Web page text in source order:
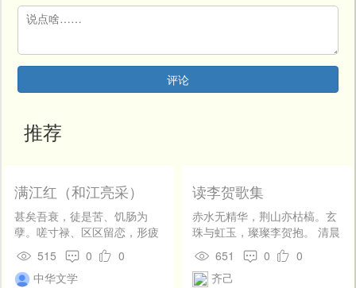
墨
人
堂
社
区
登
评论
推荐
满江红（和江亮采）
甚矣吾衰，徒是苦、饥肠为
孽。嗟寸禄、区区留恋，形疲
心竭。江海一生真可羡，尘埃
永昼何堪说。似钝刀、终岁＿
空山，宁无缺。 拚放浪，休豪
515 0
0
中华文学
读李贺歌集
赤水无精华，荆山亦枯槁。玄
珠与虹玉，璨璨李贺抱。 清晨
醉起临春台，吴绫蜀锦胸襟
开。狂多两手掀蓬莱， 珊瑚掇
尽空土堆。
651 0
0
齐己